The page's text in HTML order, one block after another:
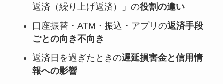
返済（繰り上げ返済）」の役割の違い
口座振替・ATM・振込・アプリの返済手段
ごとの向き不向き
返済日を過ぎたときの遅延損害金と信用情
報への影響